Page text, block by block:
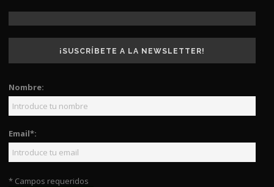
¡SUSCRÍBETE A LA NEWSLETTER!
Nombre:
Email*:
* Campos requeridos